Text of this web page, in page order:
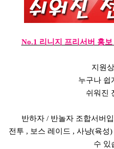
No.1 리니지 프리서버 홍
지원
누구나 쉽
쉬워진
반하자 / 반놀자 조합서버
전투 , 보스 레이드 , 사냥(육성
수 있